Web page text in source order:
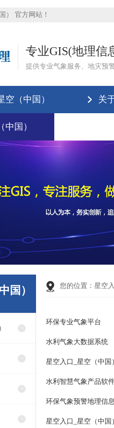
） 官方网站！
专业GIS(地理信
提供专业气象服务、地灾预
空（中国） 关
国）
国） 您的位置： 星空
环保专业气象平台
水利气象大数据系统
星空入口_星空（中国
水利智慧气象产品软
环保气象预警地理信
星空入口_星空（中